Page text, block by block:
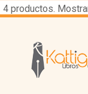
4 productos.
Librería